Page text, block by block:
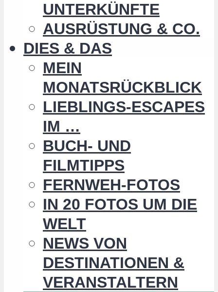
UNTERKÜNFTE
AUSRÜSTUNG & CO.
DIES & DAS
MEIN
MONATSRÜCKBLICK
LIEBLINGS-ESCAPES
IM …
BUCH- UND
FILMTIPPS
FERNWEH-FOTOS
IN 20 FOTOS UM DIE
WELT
NEWS VON
DESTINATIONEN &
VERANSTALTERN